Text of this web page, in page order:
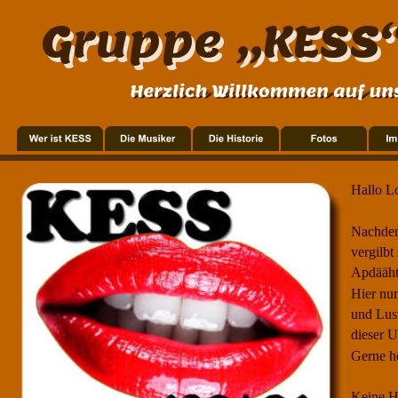
Hallo
vergilbt
Hier
und
dieser
Gerne
Gruppe